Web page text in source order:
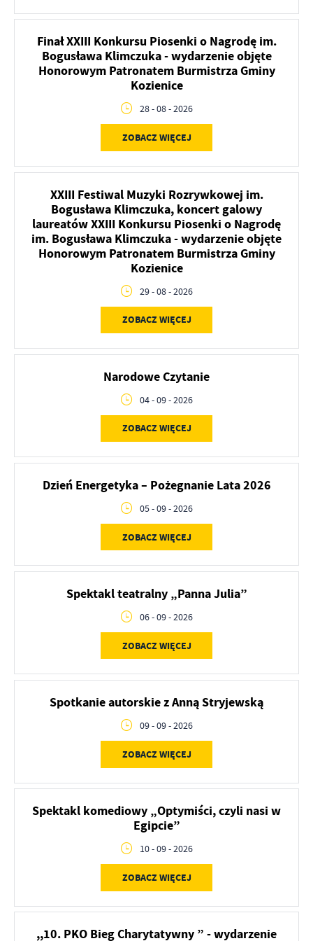
Finał XXIII Konkursu Piosenki o Nagrodę im.
Bogusława Klimczuka - wydarzenie objęte
Honorowym Patronatem Burmistrza Gminy
Kozienice
28 - 08 - 2026
ZOBACZ WIĘCEJ
XXIII Festiwal Muzyki Rozrywkowej im.
Bogusława Klimczuka, koncert galowy
laureatów XXIII Konkursu Piosenki o Nagrodę
im. Bogusława Klimczuka - wydarzenie objęte
Honorowym Patronatem Burmistrza Gminy
Kozienice
29 - 08 - 2026
ZOBACZ WIĘCEJ
Narodowe Czytanie
04 - 09 - 2026
ZOBACZ WIĘCEJ
Dzień Energetyka – Pożegnanie Lata 2026
05 - 09 - 2026
ZOBACZ WIĘCEJ
Spektakl teatralny „Panna Julia”
06 - 09 - 2026
ZOBACZ WIĘCEJ
Spotkanie autorskie z Anną Stryjewską
09 - 09 - 2026
ZOBACZ WIĘCEJ
Spektakl komediowy „Optymiści, czyli nasi w
Egipcie”
10 - 09 - 2026
ZOBACZ WIĘCEJ
,,10. PKO Bieg Charytatywny ” - wydarzenie
Firmy te działają w charakterze pośredników prezentujących nasze
społecznościowych.